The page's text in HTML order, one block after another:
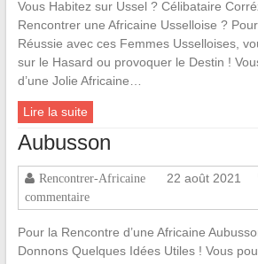
Vous Habitez sur Ussel ? Célibataire
Rencontrer une Africaine Usselloise ?
Réussie avec ces Femmes Usselloises,
sur le Hasard ou provoquer le Destin !
d’une Jolie Africaine…
Lire la suite
Aubusson
Rencontrer-Africaine 22 août 2021
commentaire
Pour la Rencontre d’une Africaine
Donnons Quelques Idées Utiles ! Vous